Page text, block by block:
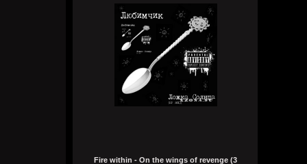
Brenton Trollant
А хочешь я тебе песенку спою чтобы
тебе крепче спалось. Там короче это. Там
та тара там, та тара там тамтам
Brenton Trollant
Сегодня в 08:48:02
Ты можешь просто молчать нихуя не
говорить???
Были бы там одни сотрудницы красивые
Fire within - On the wings of revenge (3